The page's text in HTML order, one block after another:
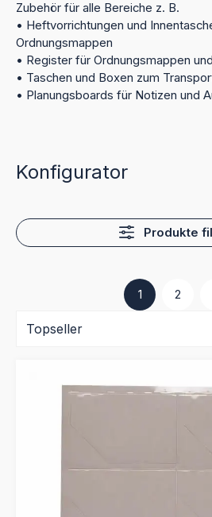
Zubehör für alle Bereiche z. B.
• Heftvorrichtungen und
Ordnungsmappen
• Register für Ordnungsmappen
• Taschen und Boxen zum
• Planungsboards für Notizen und
Konfigurator
Produkte
Seite
1
Seite
2